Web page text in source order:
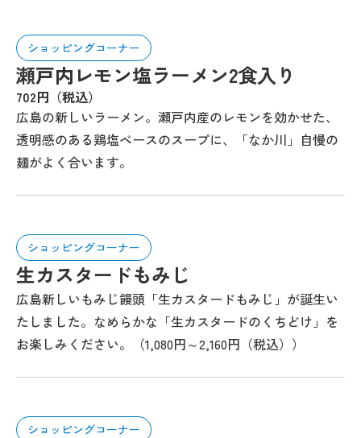
ショッピングコーナー
瀬戸内レモン塩ラーメン2食入り
702円（税込）
広島の新しいラーメン。瀬戸内産のレモンを効かせた、
透明感のある鶏塩ベースのスープに、「なか川」自慢の
麺がよく合います。
ショッピングコーナー
生カスタードもみじ
広島新しいもみじ饅頭「生カスタードもみじ」が誕生い
たしました。なめらかな「生カスタードのくちどけ」を
お楽しみください。（1,080円～2,160円（税込））
ショッピングコーナー